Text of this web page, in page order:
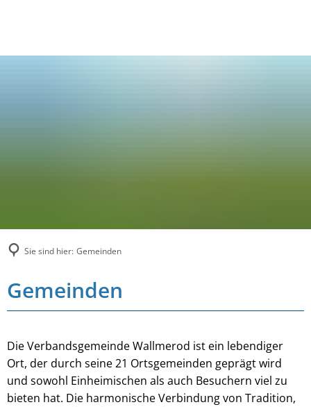
Sie sind hier: Gemeinden
Gemeinden
Gemeinden
Die Verbandsgemeinde Wallmerod ist ein lebendiger
Ort, der durch seine 21 Ortsgemeinden geprägt wird
und sowohl Einheimischen als auch Besuchern viel zu
bieten hat. Die harmonische Verbindung von Tradition,